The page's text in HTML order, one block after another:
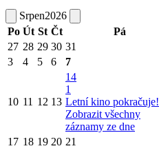
Srpen2026
Po Út St Čt Pá
27 28 29 30 31
3
4 5 6 7
10 11 12 13
14
1
Letní kino pokračuje!
Zobrazit všechny
záznamy ze dne
17 18 19 20 21